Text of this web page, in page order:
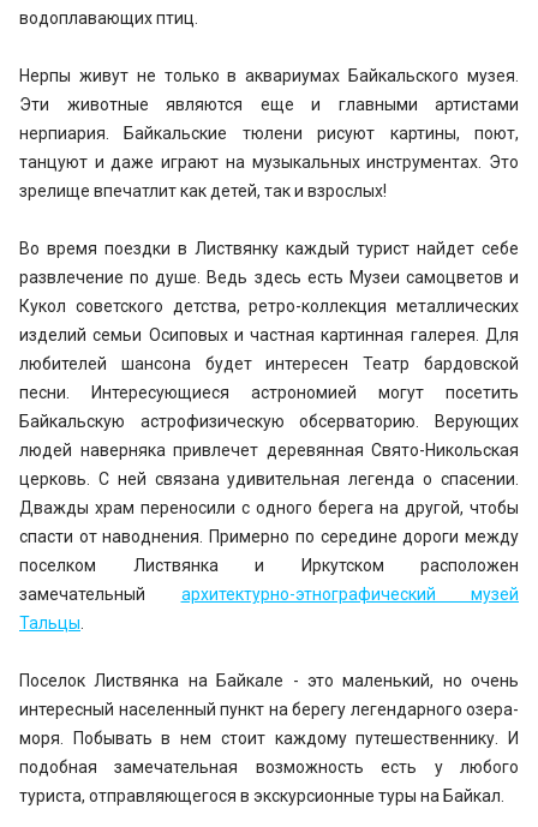
водоплавающих птиц.
Нерпы живут не только в аквариумах Байкальского музея.
Эти животные являются еще и главными артистами
нерпиария. Байкальские тюлени рисуют картины, поют,
танцуют и даже играют на музыкальных инструментах. Это
зрелище впечатлит как детей, так и взрослых!
Во время поездки в Листвянку каждый турист найдет себе
развлечение по душе. Ведь здесь есть Музеи самоцветов и
Кукол советского детства, ретро-коллекция металлических
изделий семьи Осиповых и частная картинная галерея. Для
любителей шансона будет интересен Театр бардовской
песни. Интересующиеся астрономией могут посетить
Байкальскую астрофизическую обсерваторию. Верующих
людей наверняка привлечет деревянная Свято-Никольская
церковь. С ней связана удивительная легенда о спасении.
Дважды храм переносили с одного берега на другой, чтобы
спасти от наводнения. Примерно по середине дороги между
поселком Листвянка и Иркутском расположен
замечательный архитектурно-этнографический музей
Тальцы
Поселок Листвянка на Байкале - это маленький, но очень
интересный населенный пункт на берегу легендарного озера-
моря. Побывать в нем стоит каждому путешественнику. И
подобная замечательная возможность есть у любого
туриста, отправляющегося в экскурсионные туры на Байкал.